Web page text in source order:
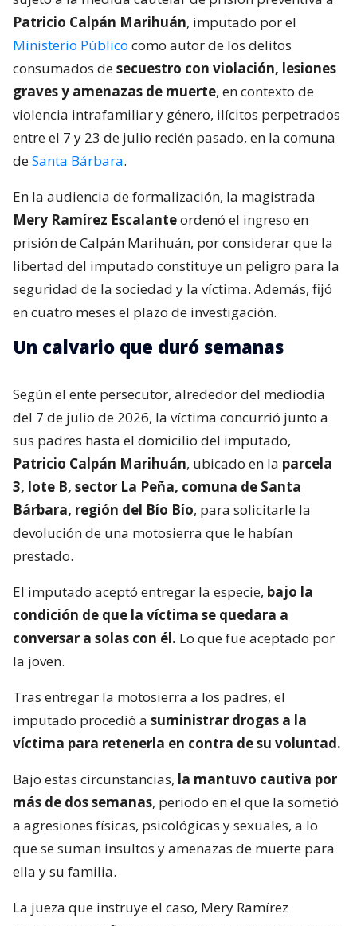
Patricio Calpán Marihuán, imputado por el
Ministerio Público como autor de los delitos
consumados desecuestro con violación, lesiones
graves y amenazas de muerte, en contexto de
violencia intrafamiliar y género, ilícitos perpetrados
entre el 7 y 23 de julio recién pasado, en la comuna
deSanta Bárbara.
En la audiencia de formalización, la magistrada
Mery Ramírez Escalanteordenó el ingreso en
prisión de Calpán Marihuán, por considerar que la
libertad del imputado constituye un peligro para la
seguridad de la sociedad y la víctima. Además, fijó
en cuatro meses el plazo de investigación.
Un calvario que duró semanas
Según el ente persecutor, alrededor del mediodía
del 7 de julio de 2026, la víctima concurrió junto a
sus padres hasta el domicilio del imputado,
Patricio Calpán Marihuán, ubicado en la parcela
3, lote B, sector La Peña, comuna de Santa
Bárbara, región del Bío Bío, para solicitarle la
devolución de una motosierra que le habían
prestado.
El imputado aceptó entregar la especie, bajo la
condición de que la víctima se quedara a
conversar a solas con él. Lo que fue aceptado por
la joven.
Tras entregar la motosierra a los padres, el
imputado procedió a suministrar drogas a la
víctima para retenerla en contra de su voluntad.
Bajo estas circunstancias, la mantuvo cautiva por
más de dos semanas, periodo en el que la sometió
a agresiones físicas, psicológicas y sexuales, a lo
que se suman insultos y amenazas de muerte para
ella y su familia.
La jueza que instruye el caso, Mery Ramírez